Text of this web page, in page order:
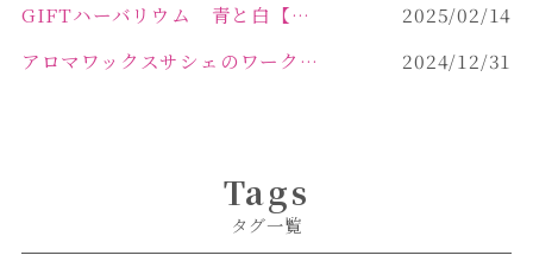
GIFTハーバリウム 青と白【佐久市 ハーバリウム ギフト】
2025/02/14
アロマワックスサシェのワークショップinPOLA中込原店ご報告【佐久市 キャンドル サシェ】
2024/12/31
Tags
タグ一覧